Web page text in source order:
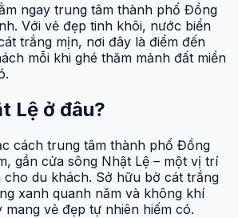
ngay trung tâm thành phố Đồng
Với vẻ đẹp tinh khôi, nước biển
trắng mịn, nơi đây là điểm đến
mỗi khi ghé thăm mảnh đất miền
Lệ ở đâu?
cách trung tâm thành phố Đồng
gần cửa sông Nhật Lệ – một vị trí
du khách. Sở hữu bờ cát trắng
xanh quanh năm và không khí
vẻ đẹp tự nhiên hiếm có.